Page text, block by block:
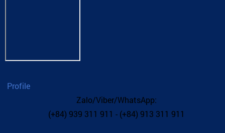
Profile
Zalo/Viber/WhatsApp:
(+84) 939 311 911 - (+84) 913 311 911